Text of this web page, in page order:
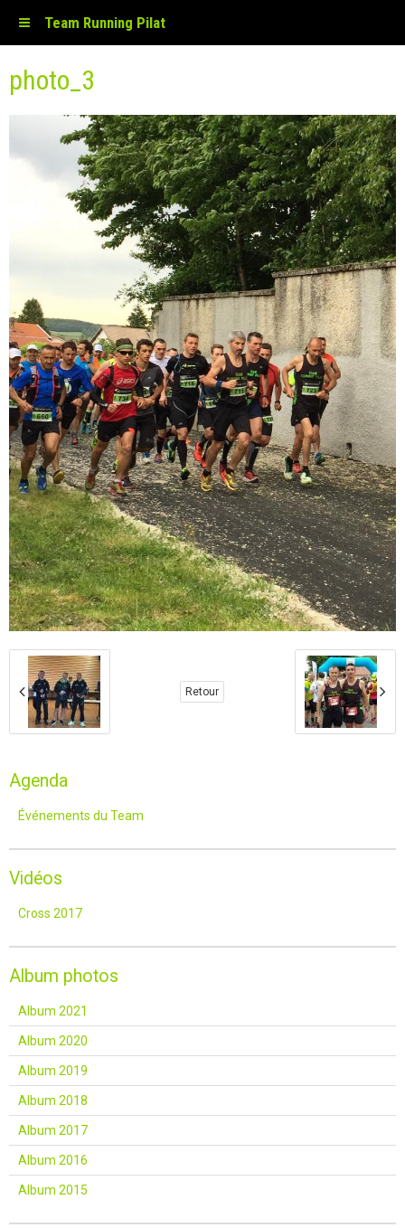
Team Running Pilat
photo_3
Retour
Agenda
Événements du Team
Vidéos
Cross 2017
Album photos
Album 2021
Album 2020
Album 2019
Album 2018
Album 2017
Album 2016
Album 2015